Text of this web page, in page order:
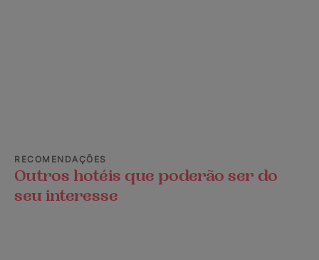
RECOMENDAÇÕES
Outros hotéis que poderão ser do
seu interesse